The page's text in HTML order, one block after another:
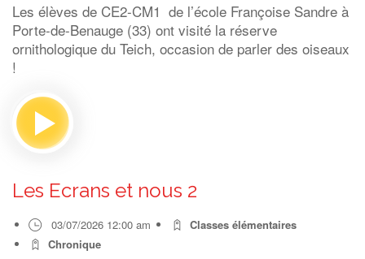
Les élèves de CE2-CM1 de l’école Françoise Sandre à
Porte-de-Benauge (33) ont visité la réserve
ornithologique du Teich, occasion de parler des oiseaux
!
Les Ecrans et nous 2
03/07/2026 12:00 am
Classes élémentaires
Chronique